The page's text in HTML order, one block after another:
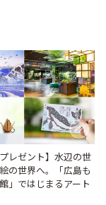
レゼント】水辺の世
の世界へ。「広島も
」ではじまるアート